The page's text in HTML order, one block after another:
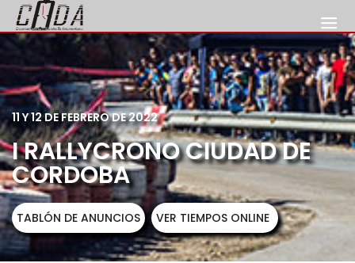
11 Y 12 DE FEBRERO DE 2022
I RALLYCRONO CIUDAD DE
CORDOBA
TABLÓN DE ANUNCIOS VER TIEMPOS ONLINE